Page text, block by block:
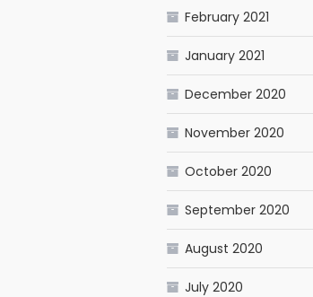
February 2021
January 2021
December 2020
November 2020
October 2020
September 2020
August 2020
July 2020